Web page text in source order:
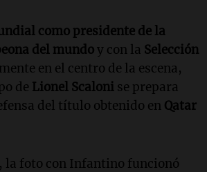
como presidente de la
del mundoy con la Selección
en el centro de la escena,
de Lionel Scaloni se prepara
del título obtenido en Qatar
la foto con Infantino funcionó